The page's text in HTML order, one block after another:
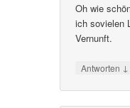
Oh wie
ich sovielen
Vernunft.
Antworten ↓